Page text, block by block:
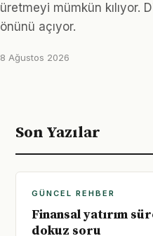
üretmeyi mümkün kılıyor.
önünü açıyor.
8 Ağustos 2026
Son Yazılar
GÜNCEL REHBER
Finansal yatırım
dokuz soru